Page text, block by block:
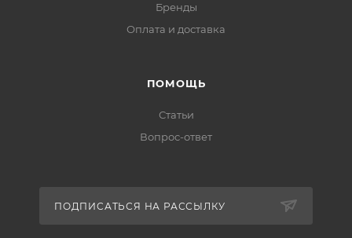
Бренды
Оплата и доставка
ПОМОЩЬ
Статьи
Вопрос-ответ
ПОДПИСАТЬСЯ НА РАССЫЛКУ